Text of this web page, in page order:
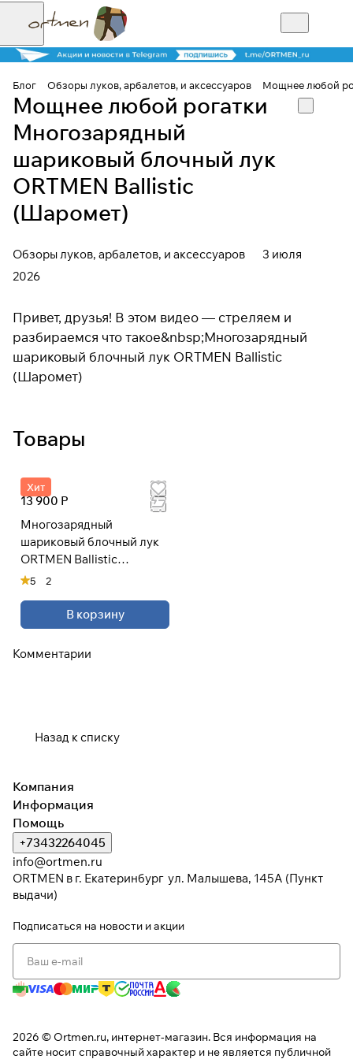
Блог Обзоры луков, арбалетов, и аксессуаров Мощнее любой
Мощнее любой рогатки
Многозарядный
шариковый блочный лук
ORTMEN Ballistic
(Шаромет)
Обзоры луков, арбалетов, и аксессуаров
3 июля
2026
Привет, друзья! В этом видео — стреляем и
разбираемся что такое&nbsp;Многозарядный
шариковый блочный лук ORTMEN Ballistic
(Шаромет)
Товары
Хит
13 900 Р
Многозарядный
шариковый блочный лук
ORTMEN Ballistic
(Шаромет)
5 2
В корзину
Комментарии
Назад к списку
Компания
Информация
Помощь
+73432264045
info@ortmen.ru
ORTMEN в г. Екатеринбург ул. Малышева, 145А (Пункт
выдачи)
Подписаться на новости и акции
2026 © Ortmen.ru, интернет-магазин. Вся информация на
сайте носит справочный характер и не является публичной